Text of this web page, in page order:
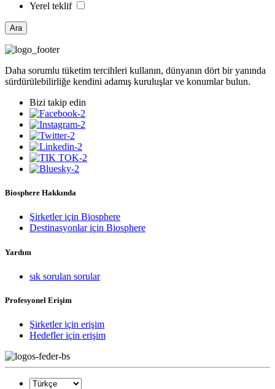
Yerel teklif
Ara
Daha sorumlu tüketim tercihleri kullanın, dünyanın dört bir yanında
sürdürülebilirliğe kendini adamış kuruluşlar ve konumlar bulun.
Bizi takip edin
Biosphere Hakkında
Şirketler için Biosphere
Destinasyonlar için Biosphere
Yardım
sık sorulan sorular
Profesyonel Erişim
Şirketler için erişim
Hedefler için erişim